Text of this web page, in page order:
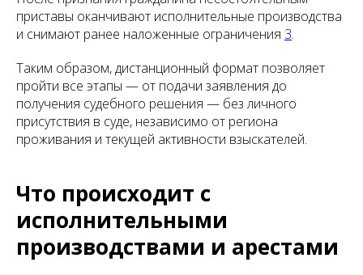
приставы оканчивают исполнительные производства
и снимают ранее наложенные ограничения 3.
Таким образом, дистанционный формат позволяет
пройти все этапы — от подачи заявления до
получения судебного решения — без личного
присутствия в суде, независимо от региона
проживания и текущей активности взыскателей.
Что происходит с
исполнительными
производствами и арестами